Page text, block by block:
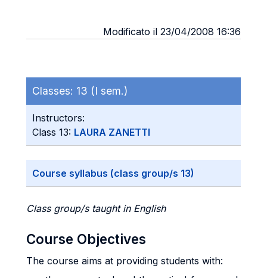
Modificato il 23/04/2008 16:36
Classes: 13 (I sem.)
Instructors:
Class 13: LAURA ZANETTI
Course syllabus (class group/s 13)
Class group/s taught in English
Course Objectives
The course aims at providing students with: